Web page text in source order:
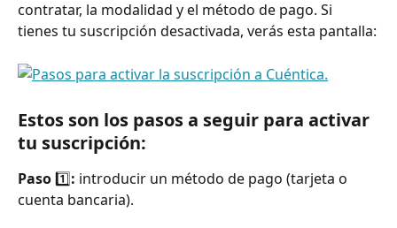
contratar, la modalidad y el método de pago. Si
tienes tu suscripción desactivada, verás esta pantalla:
Estos son los pasos a seguir para activar
tu suscripción:
Paso 1️⃣: introducir un método de pago (tarjeta o
cuenta bancaria).